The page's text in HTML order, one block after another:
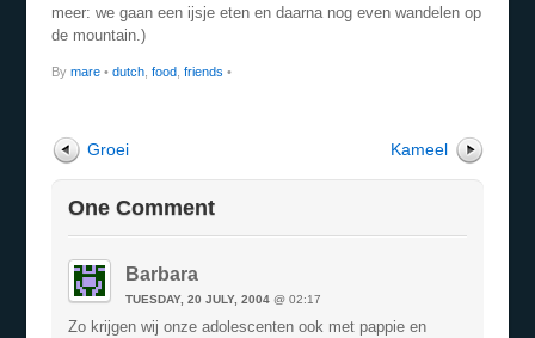
meer: we gaan een ijsje eten en daarna nog even wandelen op
de mountain.)
By mare• dutch, food friends •
Groei Kameel
One Comment
Barbara
TUESDAY, 20 JULY, 2004 @ 02:17
Zo krijgen wij onze adolescenten ook met pappie en